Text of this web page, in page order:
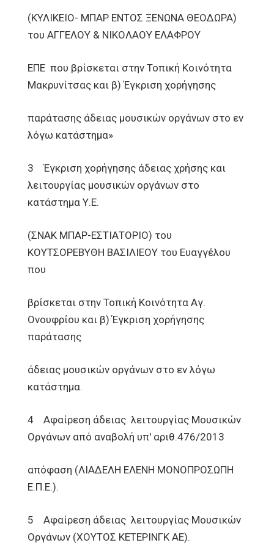
(ΚΥΛΙΚΕΙΟ- ΜΠΑΡ ΕΝΤΟΣ ΞΕΝΩΝΑ ΘΕΟΔΩΡΑ)
του ΑΓΓΕΛΟΥ & ΝΙΚΟΛΑΟΥ ΕΛΑΦΡΟΥ
ΕΠΕ που βρίσκεται στην Τοπική Κοινότητα
Μακρυνίτσας και β) Έγκριση χορήγησης
παράτασης άδειας μουσικών οργάνων στο εν
λόγω κατάστημα»
3 Έγκριση χορήγησης άδειας χρήσης και
λειτουργίας μουσικών οργάνων στο
κατάστημα Υ.Ε.
(ΣΝΑΚ ΜΠΑΡ-ΕΣΤΙΑΤΟΡΙΟ) του
ΚΟΥΤΣΟΡΕΒΥΘΗ ΒΑΣΙΛΙΕΟΥ του Ευαγγέλου
που
βρίσκεται στην Τοπική Κοινότητα Αγ.
Ονουφρίου και β) Έγκριση χορήγησης
παράτασης
άδειας μουσικών οργάνων στο εν λόγω
κατάστημα.
4 Αφαίρεση άδειας λειτουργίας Μουσικών
Οργάνων από αναβολή υπ' αριθ.476/2013
απόφαση (ΛΙΑΔΕΛΗ ΕΛΕΝΗ ΜΟΝΟΠΡΟΣΩΠΗ
Ε.Π.Ε.).
5 Αφαίρεση άδειας λειτουργίας Μουσικών
Οργάνων (ΧΟΥΤΟΣ ΚΕΤΕΡΙΝΓΚ ΑΕ).